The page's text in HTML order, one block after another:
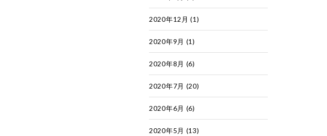
2020年12月 (1)
2020年9月 (1)
2020年8月 (6)
2020年7月 (20)
2020年6月 (6)
2020年5月 (13)